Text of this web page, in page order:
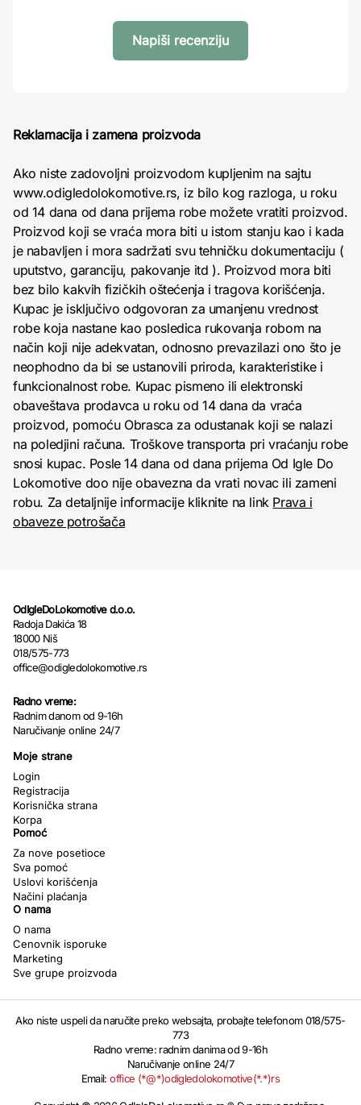
Napiši recenziju
Reklamacija i zamena proizvoda
Ako niste zadovoljni proizvodom kupljenim na sajtu
www.odigledolokomotive.rs, iz bilo kog razloga, u roku
od 14 dana od dana prijema robe možete vratiti proizvod.
Proizvod koji se vraća mora biti u istom stanju kao i kada
je nabavljen i mora sadržati svu tehničku dokumentaciju (
uputstvo, garanciju, pakovanje itd ). Proizvod mora biti
bez bilo kakvih fizičkih oštećenja i tragova korišćenja.
Kupac je isključivo odgovoran za umanjenu vrednost
robe koja nastane kao posledica rukovanja robom na
način koji nije adekvatan, odnosno prevazilazi ono što je
neophodno da bi se ustanovili priroda, karakteristike i
funkcionalnost robe. Kupac pismeno ili elektronski
obaveštava prodavca u roku od 14 dana da vraća
proizvod, pomoću Obrasca za odustanak koji se nalazi
na poledjini računa. Troškove transporta pri vraćanju robe
snosi kupac. Posle 14 dana od dana prijema Od Igle Do
Lokomotive doo nije obavezna da vrati novac ili zameni
robu. Za detaljnije informacije kliknite na link Prava i
obaveze potrošača
OdIgleDoLokomotive d.o.o.
Radoja Dakića 18
18000 Niš
018/575-773
office@odigledolokomotive.rs
Radno vreme:
Radnim danom od 9-16h
Naručivanje online 24/7
Moje strane
Login
Registracija
Korisnička strana
Korpa
Pomoć
Za nove posetioce
Sva pomoć
Uslovi korišćenja
Načini plaćanja
O nama
O nama
Cenovnik isporuke
Marketing
Sve grupe proizvoda
Ako niste uspeli da naručite preko websajta, probajte telefonom 018/575-
773
Radno vreme: radnim danima od 9-16h
Naručivanje online 24/7
Email:office (*@*)odigledolokomotive(*.*)rs